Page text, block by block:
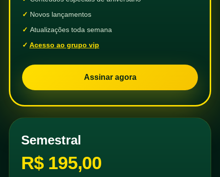
Novos lançamentos
Atualizações toda semana
Acesso ao grupo vip
Assinar agora
Semestral
R$ 195,00